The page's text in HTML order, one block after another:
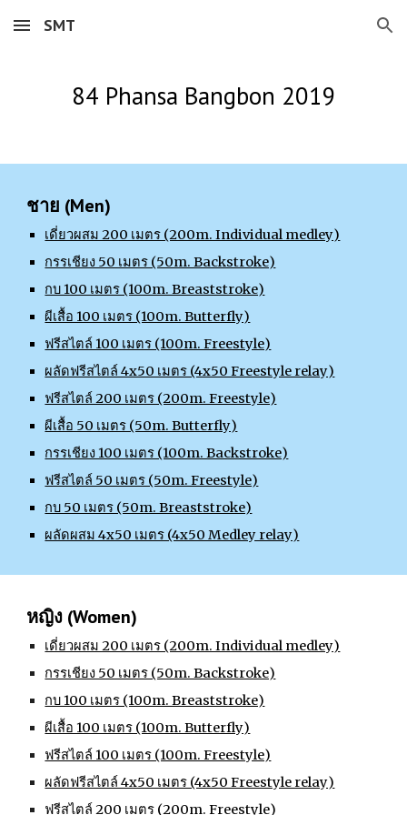
Skip to main content Skip to navigation
SMT
84 Phansa Bangbon 2019
ชาย (Men)
เดี่ยวผสม 200 เมตร (200m. Individual medley)
กรรเชียง 50 เมตร (50m. Backstroke)
กบ 100 เมตร (100m. Breaststroke)
ผีเสื้อ 100 เมตร (100m. Butterfly)
ฟรีสไตล์ 100 เมตร (100m. Freestyle)
ผลัดฟรีสไตล์ 4x50 เมตร (4x50 Freestyle relay)
ฟรีสไตล์ 200 เมตร (200m. Freestyle)
ผีเสื้อ 50 เมตร (50m. Butterfly)
กรรเชียง 100 เมตร (100m. Backstroke)
ฟรีสไตล์ 50 เมตร (50m. Freestyle)
กบ 50 เมตร (50m. Breaststroke)
ผลัดผสม 4x50 เมตร (4x50 Medley relay)
หญิง (Women)
เดี่ยวผสม 200 เมตร (200m. Individual medley)
กรรเชียง 50 เมตร (50m. Backstroke)
กบ 100 เมตร (100m. Breaststroke)
ผีเสื้อ 100 เมตร (100m. Butterfly)
ฟรีสไตล์ 100 เมตร (100m. Freestyle)
ผลัดฟรีสไตล์ 4x50 เมตร (4x50 Freestyle relay)
ฟรีสไตล์ 200 เมตร (200m. Freestyle)